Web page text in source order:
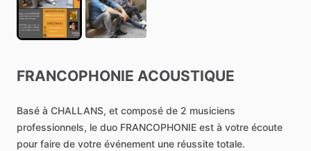
FRANCOPHONIE ACOUSTIQUE
Basé à CHALLANS, et composé de 2 musiciens
professionnels, le duo FRANCOPHONIE est à votre écoute
pour faire de votre événement une réussite totale.